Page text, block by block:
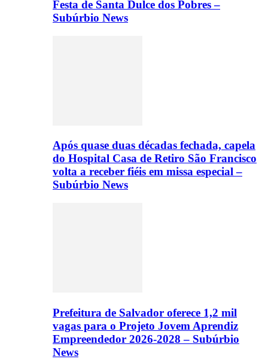
Festa de Santa Dulce dos Pobres –
Subúrbio News
Após quase duas décadas fechada, capela
do Hospital Casa de Retiro São Francisco
volta a receber fiéis em missa especial –
Subúrbio News
Prefeitura de Salvador oferece 1,2 mil
vagas para o Projeto Jovem Aprendiz
Empreendedor 2026-2028 – Subúrbio
News